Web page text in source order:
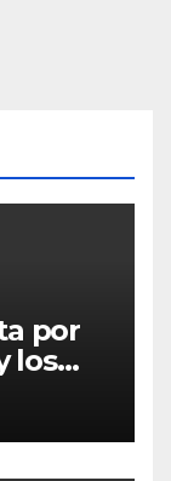
por
los
en